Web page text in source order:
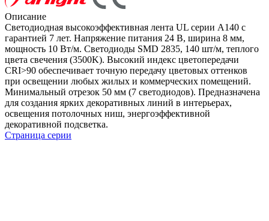
Описание
Светодиодная высокоэффективная лента UL серии A140 с
гарантией 7 лет. Напряжение питания 24 В, ширина 8 мм,
мощность 10 Вт/м. Светодиоды SMD 2835, 140 шт/м, теплого
цвета свечения (3500K). Высокий индекс цветопередачи
CRI>90 обеспечивает точную передачу цветовых оттенков
при освещении любых жилых и коммерческих помещений.
Минимальный отрезок 50 мм (7 светодиодов). Предназначена
для создания ярких декоративных линий в интерьерах,
освещения потолочных ниш, энергоэффективной
декоративной подсветка.
Страница серии